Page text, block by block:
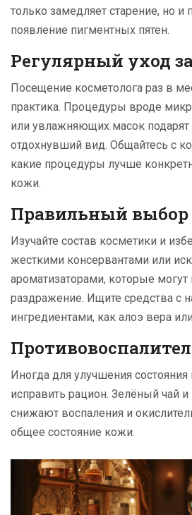
только замедляет старение, но и
появление пигментных пятен.
Регулярный уход
Посещение косметолога раз в
практика. Процедуры вроде
или увлажняющих масок
отдохнувший вид. Общайтесь с
какие процедуры лучше
кожи.
Правильный выбор
Изучайте состав косметики и
жесткими консервантами или
ароматизаторами, которые
раздражение. Ищите средства с
ингредиентами, как алоэ вера
Иногда для улучшения состояния
исправить рацион. Зелёный чай
снижают воспаления и
общее состояние кожи.